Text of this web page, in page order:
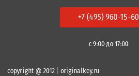
+7 (495) 960-15-60
с 9:00 до 17:00
copyright @ 2012 | originalkey.ru